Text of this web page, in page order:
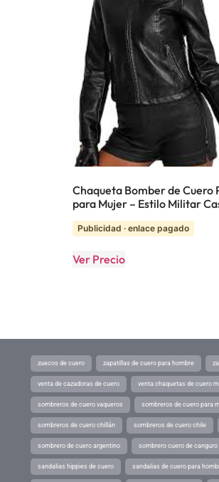
Chaqueta Bomber de Cuero
para Mujer – Estilo Militar
Publicidad · enlace pagado
Ver Precio
zuecos de cuero zapatillas de cuero para hombre
venta de cazadoras de cuero venta chaquetas de cuero
sombreros de cuero vaqueros sombreros de cuero para
sombreros de cuero chillán sombreros de cuero chile
sombrero de cuero argentino sombrero cuero de canguro
sandalias hippies de cuero sandalias de cuero para